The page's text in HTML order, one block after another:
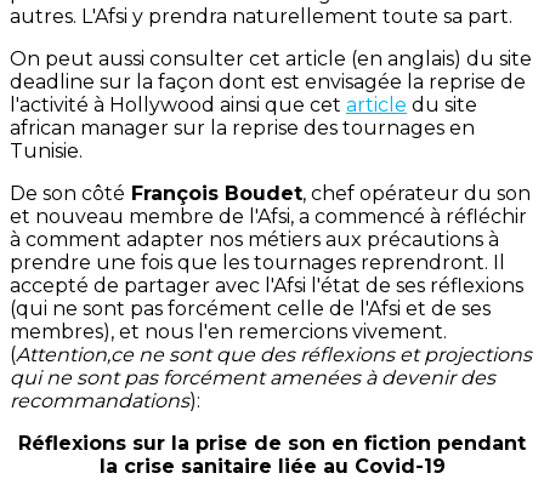
autres. L'Afsi y prendra naturellement toute sa part.
On peut aussi consulter cet article (en anglais) du site
deadline sur la façon dont est envisagée la reprise de
l'activité à Hollywood ainsi que cet article du site
african manager sur la reprise des tournages en
Tunisie.
De son côté François Boudet, chef opérateur du son
et nouveau membre de l'Afsi, a commencé à réfléchir
à comment adapter nos métiers aux précautions à
prendre une fois que les tournages reprendront. Il
accepté de partager avec l'Afsi l'état de ses réflexions
(qui ne sont pas forcément celle de l'Afsi et de ses
membres), et nous l'en remercions vivement.
(Attention,ce ne sont que des réflexions et projections
qui ne sont pas forcément amenées à devenir des
recommandations):
Réflexions sur la prise de son en fiction pendant
la crise sanitaire liée au Covid-19